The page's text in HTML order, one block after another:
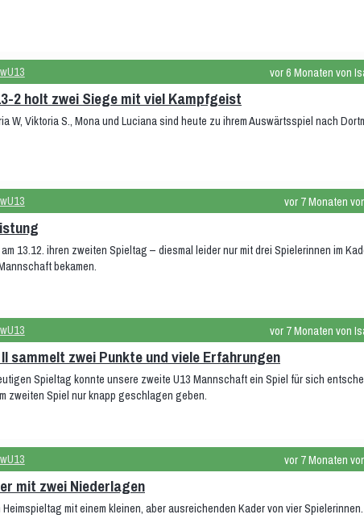
wU13 vor 6 Monaten von
2 holt zwei Siege mit viel Kampfgeist
W, Viktoria S., Mona und Luciana sind heute zu ihrem Auswärtsspiel nach
wU13 vor 7 Monaten
13.12. ihren zweiten Spieltag – diesmal leider nur mit drei Spielerinnen im
bekamen.
wU13 vor 7 Monaten von
II sammelt zwei Punkte und viele Erfahrungen
Spieltag konnte unsere zweite U13 Mannschaft ein Spiel für sich
zweiten Spiel nur knapp geschlagen geben.
wU13 vor 7 Monaten
mit zwei Niederlagen
mit einem kleinen, aber ausreichenden Kader von vier Spielerinnen.